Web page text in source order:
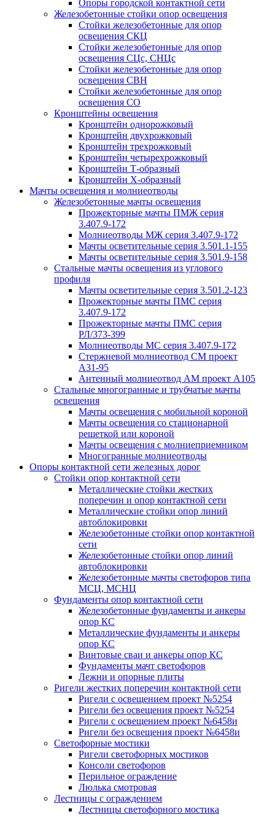
Опоры городской контактной сети
Железобетонные стойки опор освещения
Стойки железобетонные для опор
освещения СКЦ
Стойки железобетонные для опор
освещения СЦс, СНЦс
Стойки железобетонные для опор
освещения СВН
Стойки железобетонные для опор
освещения СО
Кронштейны освещения
Кронштейн однорожковый
Кронштейн двухрожковый
Кронштейн трехрожковый
Кронштейн четырехрожковый
Кронштейн Т-образный
Кронштейн Х-образный
Мачты освещения и молниеотводы
Железобетонные мачты освещения
Прожекторные мачты ПМЖ серия
3.407.9-172
Молниеотводы МЖ серия 3.407.9-172
Мачты осветительные серия 3.501.1-155
Мачты осветительные серия 3.501.9-158
Стальные мачты освещения из углового
профиля
Мачты осветительные серия 3.501.2-123
Прожекторные мачты ПМС серия
3.407.9-172
Прожекторные мачты ПМС серия
РЛ/373-399
Молниеотводы МС серия 3.407.9-172
Стержневой молниеотвод СМ проект
А31-95
Антенный молниеотвод АМ проект А105
Стальные многогранные и трубчатые мачты
освещения
Мачты освещения с мобильной короной
Мачты освещения со стационарной
решеткой или короной
Мачты освещения с молниеприемником
Многогранные молниеотводы
Опоры контактной сети железных дорог
Стойки опор контактной сети
Металлические стойки жестких
поперечин и опор контактной сети
Металлические стойки опор линий
автоблокировки
Железобетонные стойки опор контактной
сети
Железобетонные стойки опор линий
автоблокировки
Железобетонные мачты светофоров типа
МСЦ, МСНЦ
Фундаменты опор контактной сети
Железобетонные фундаменты и анкеры
опор КС
Металлические фундаменты и анкеры
опор КС
Винтовые сваи и анкеры опор КС
Фундаменты мачт светофоров
Лежни и опорные плиты
Ригели жестких поперечин контактной сети
Ригели с освещением проект №5254
Ригели без освещения проект №5254
Ригели с освещением проект №6458и
Ригели без освещения проект №6458и
Светофорные мостики
Ригели светофорных мостиков
Консоли светофоров
Перильное ограждение
Люлька смотровая
Лестницы с ограждением
Лестницы светофорного мостика